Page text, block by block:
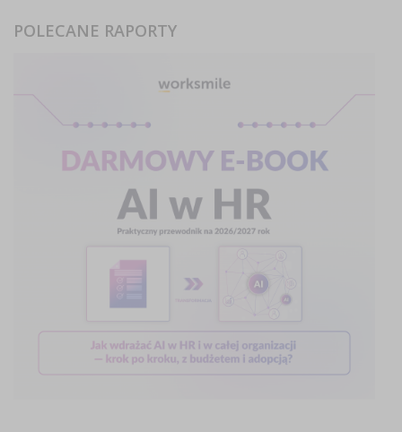
POLECANE RAPORTY